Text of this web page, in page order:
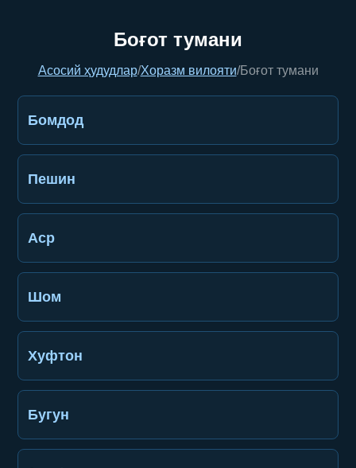
Боғот тумани
Асосий ҳудудлар/Хоразм вилояти/Боғот тумани
Бомдод
Пешин
Аср
Шом
Хуфтон
Бугун